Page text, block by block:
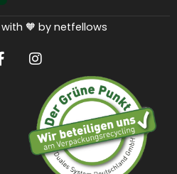
🧡 by netfellows